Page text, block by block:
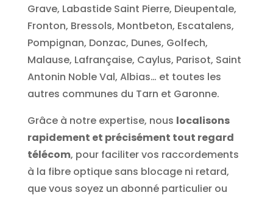
Grave, Labastide Saint Pierre, Dieupentale,
Fronton, Bressols, Montbeton, Escatalens,
Pompignan, Donzac, Dunes, Golfech,
Malause, Lafrançaise, Caylus, Parisot, Saint
Antonin Noble Val, Albias… et toutes les
autres communes du Tarn et Garonne.
Grâce à notre expertise, nous localisons
rapidement et précisément tout regard
télécom, pour faciliter vos raccordements
à la fibre optique sans blocage ni retard,
que vous soyez un abonné particulier ou